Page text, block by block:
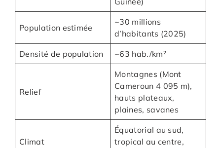
Population estimée
~30 millions
d’habitants (2025)
Densité de population ~63 hab./km²
Relief
Montagnes (Mont
Cameroun 4 095 m),
hauts plateaux,
plaines, savanes
Climat
Équatorial au sud,
tropical au centre,